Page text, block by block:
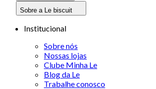
Sobre a Le biscuit
Institucional
Sobre nós
Nossas lojas
Clube Minha Le
Blog da Le
Trabalhe conosco